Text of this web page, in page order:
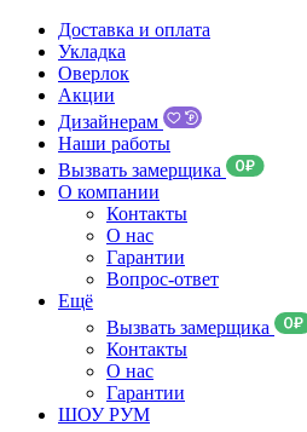
Доставка и оплата
Укладка
Оверлок
Акции
Дизайнерам
Наши работы
Вызвать замерщика
О компании
Контакты
О нас
Гарантии
Вопрос-ответ
Ещё
Вызвать замерщика
Контакты
О нас
Гарантии
ШОУ РУМ